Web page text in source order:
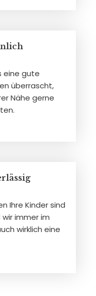
eine gute
überrascht,
Nähe gerne
Ihre Kinder sind
wir immer im
wirklich eine